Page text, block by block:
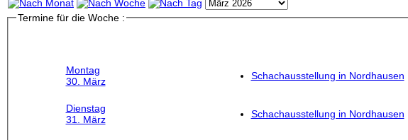
Termine für die Woche :
Montag
30. März
Schachausstellung in Nordhausen
Dienstag
31. März
Schachausstellung in Nordhausen